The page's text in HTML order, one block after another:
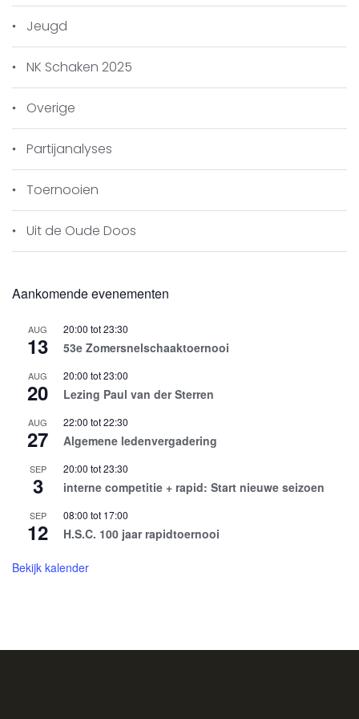
Club van
Honderd
Als onderdeel van de financiering
van het NK is de Club van 100
opgericht.
kunnen lid worden door eenmalig €
Jeugd
NK Schaken 2025
Overige
Partijanalyses
Toernooien
Uit de Oude Doos
Aankomende evenementen
AUG
13
20:00 tot23:30
53e Zomersnelschaaktoernooi
AUG
20
20:00 tot23:00
Lezing Paul van der Sterren
AUG
27
22:00 tot22:30
Algemene ledenvergadering
SEP
3
20:00 tot23:30
interne competitie + rapid: Start nieuwe seizoen
SEP
12
08:00 tot 17:00
H.S.C. 100 jaar rapidtoernooi
Bekijk kalender